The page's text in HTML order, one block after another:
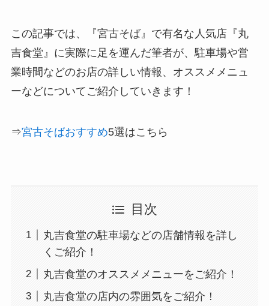
この記事では、『宮古そば』で有名な人気店『丸
吉食堂』に実際に足を運んだ筆者が、駐車場や営
業時間などのお店の詳しい情報、オススメメニュ
ーなどについてご紹介していきます！
⇒宮古そばおすすめ5選はこちら
目次
丸吉食堂の駐車場などの店舗情報を詳し
くご紹介！
丸吉食堂のオススメメニューをご紹介！
丸吉食堂の店内の雰囲気をご紹介！